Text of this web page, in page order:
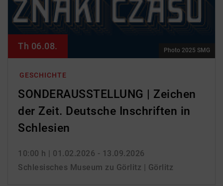
GESCHICHTE
SONDERAUSSTELLUNG | Zeichen
der Zeit. Deutsche Inschriften in
Schlesien
10:00 h | 01.02.2026 - 13.09.2026
Schlesisches Museum zu Görlitz | Görlitz
Th 06.08. Photo 2025 SMG